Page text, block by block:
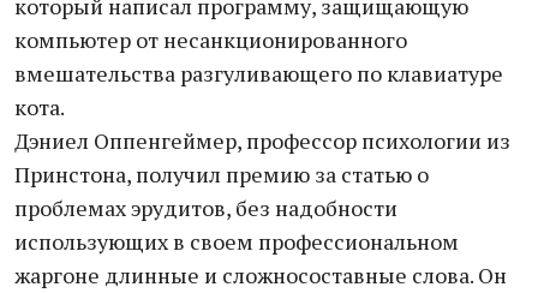
который написал программу, защищающую
компьютер от несанкционированного
вмешательства разгуливающего по клавиатуре
кота.
Дэниел Оппенгеймер, профессор психологии из
Принстона, получил премию за статью о
проблемах эрудитов, без надобности
использующих в своем профессиональном
жаргоне длинные и сложносоставные слова. Он